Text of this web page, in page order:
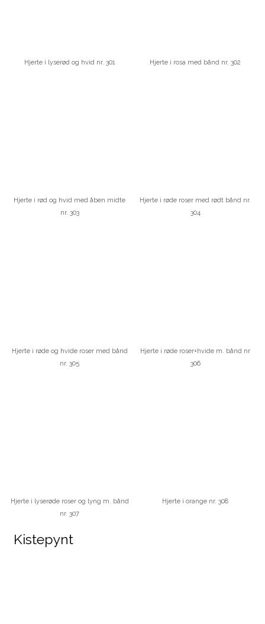
Hjerte i lyserød og hvid nr. 301 Hjerte i rosa med bånd nr. 302
Hjerte i rød og hvid med åben midte
nr. 303
Hjerte i røde roser med rødt bånd nr.
304
Hjerte i røde og hvide roser med bånd
nr. 305
Hjerte i røde roser+hvide m. bånd nr
306
Hjerte i lyserøde roser og lyng m. bånd
nr. 307
Hjerte i orange nr. 308
Kistepynt​